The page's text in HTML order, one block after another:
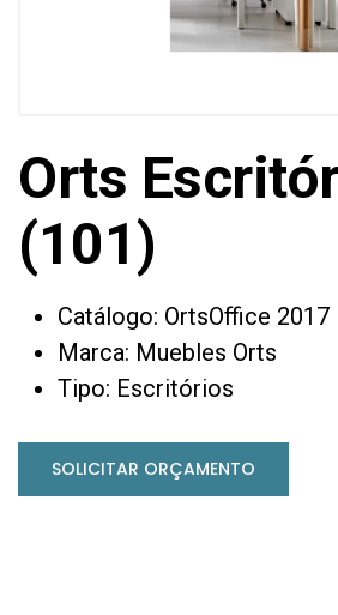
Orts
(101)
Catálogo: OrtsOffice 2017
Marca: Muebles Orts
Tipo: Escritórios
SOLICITAR ORÇAMENTO